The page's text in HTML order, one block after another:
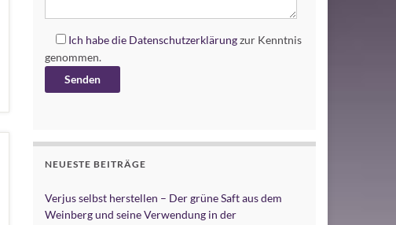
Ich habe die Datenschutzerklärungzur Kenntnis
genommen.
NEUESTE BEITRÄGE
Verjus selbst herstellen – Der grüne Saft aus dem
Weinberg und seine Verwendung in der